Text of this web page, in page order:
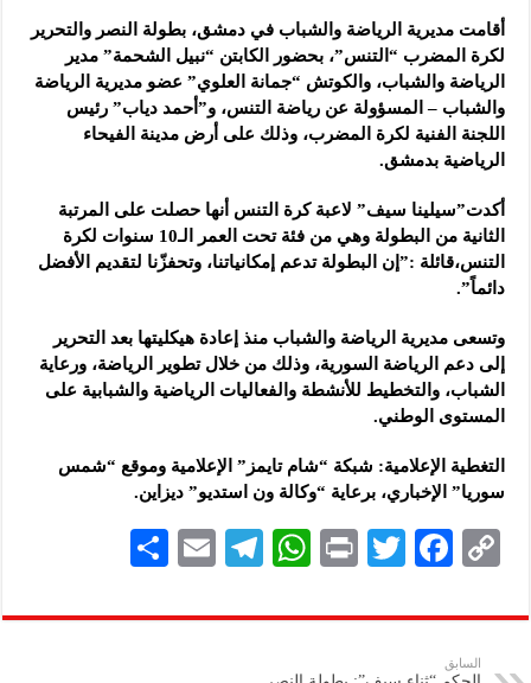
أقامت مديرية الرياضة والشباب في دمشق، بطولة النصر والتحرير
لكرة المضرب “التنس”، بحضور الكابتن “نبيل الشحمة” مدير
الرياضة والشباب، والكوتش “جمانة العلوي” عضو مديرية الرياضة
والشباب – المسؤولة عن رياضة التنس، و”أحمد دياب” رئيس
اللجنة الفنية لكرة المضرب، وذلك على أرض مدينة الفيحاء
الرياضية بدمشق.
أكدت”سيلينا سيف” لاعبة كرة التنس أنها حصلت على المرتبة
الثانية من البطولة وهي من فئة تحت العمر الـ10 سنوات لكرة
التنس،قائلة :”إن البطولة تدعم إمكانياتنا، وتحفزّنا لتقديم الأفضل
دائماً”.
وتسعى مديرية الرياضة والشباب منذ إعادة هيكليتها بعد التحرير
إلى دعم الرياضة السورية، وذلك من خلال تطوير الرياضة، ورعاية
الشباب، والتخطيط للأنشطة والفعاليات الرياضية والشبابية على
المستوى الوطني.
التغطية الإعلامية: شبكة “شام تايمز” الإعلامية وموقع “شمس
سوريا” الإخباري، برعاية “وكالة ون استديو” ديزاين.
C
p
y
F
eb
T
tt
P
nt
W
at
Te
gr
E
ai
ar
السابق